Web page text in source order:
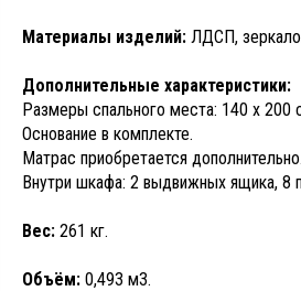
Материалы изделий:ЛДСП,
Дополнительные характеристики:
Размеры спального места: 140 х 200
Основание в комплекте.
Матрас приобретается дополнительно.
Внутри шкафа: 2 выдвижных ящика, 8
Вес:261 кг.
Объём:0,493 м3.